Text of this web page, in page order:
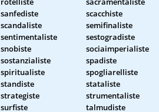
sanfediste
scacchiste
scandaliste
semifinaliste
sentimentaliste
sestogradiste
snobiste
sociaimperialiste
sostanzialiste
spadiste
spiritualiste
spogliarelliste
standiste
stataliste
strategiste
strumentaliste
surfiste
talmudiste